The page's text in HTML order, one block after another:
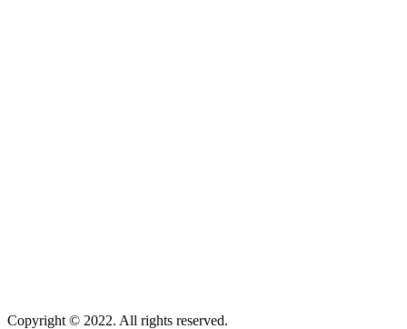
Copyright © 2022. All rights reserved.